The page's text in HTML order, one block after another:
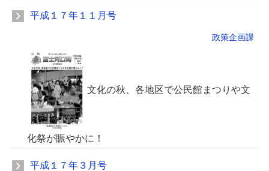
平成１７年１１月号
政策企画課
文化の秋、各地区で公民館まつりや文
化祭が賑やかに！
平成１７年３月号